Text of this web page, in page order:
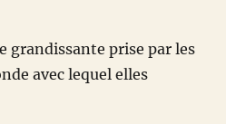
grandissante prise par les
avec lequel elles